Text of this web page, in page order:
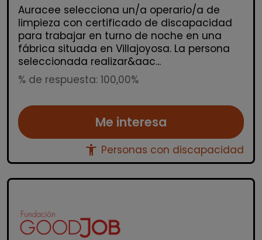
Auracee selecciona un/a operario/a de
limpieza con certificado de discapacidad
para trabajar en turno de noche en una
fábrica situada en Villajoyosa. La persona
seleccionada realizar&aac...
% de respuesta: 100,00%
Me interesa
accessibility_new Personas con discapacidad